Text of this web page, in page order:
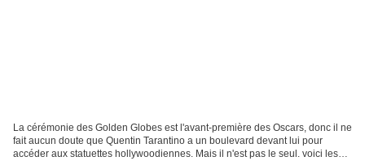
La cérémonie des Golden Globes est l'avant-première des Oscars, donc il ne
fait aucun doute que Quentin Tarantino a un boulevard devant lui pour
accéder aux statuettes hollywoodiennes. Mais il n'est pas le seul. voici les